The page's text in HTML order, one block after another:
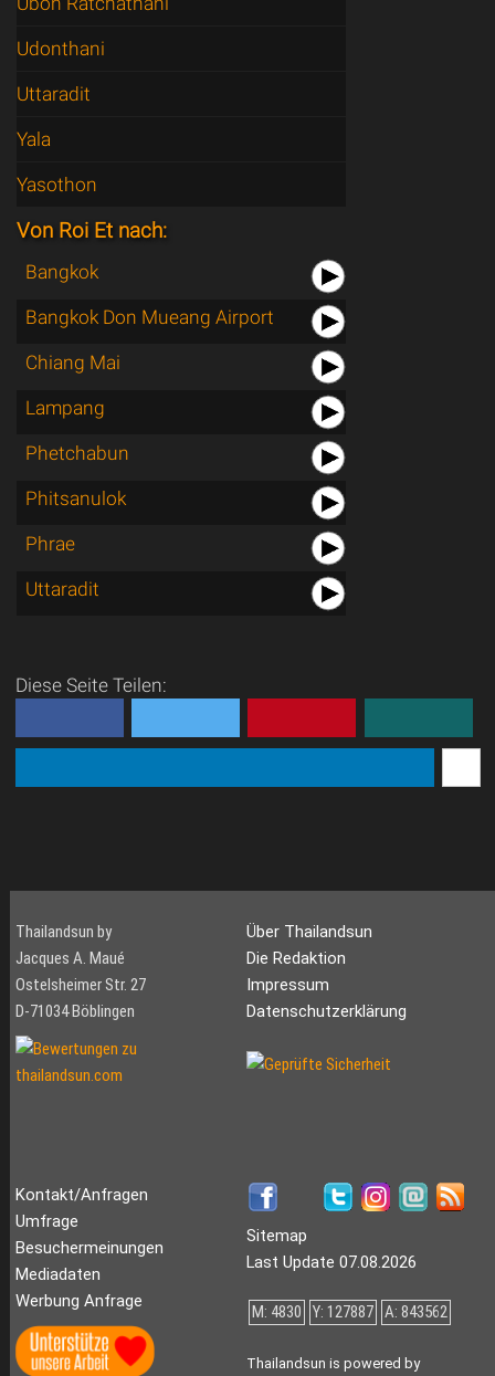
Udonthani
Uttaradit
Yala
Yasothon
Von Roi Et nach:
Bangkok
Bangkok Don Mueang Airport
Chiang Mai
Lampang
Phetchabun
Phitsanulok
Phrae
Uttaradit
Diese Seite Teilen:
Thailandsun by
Jacques A. Maué
Ostelsheimer Str. 27
D-71034 Böblingen
Über Thailandsun
Die Redaktion
Impressum
Datenschutzerklärung
Kontakt/Anfragen
Umfrage
Besuchermeinungen
Mediadaten
Werbung Anfrage
Sitemap
Last Update 07.08.2026
M: 4830 Y: 127887 A: 843562
Thailandsun is powered by